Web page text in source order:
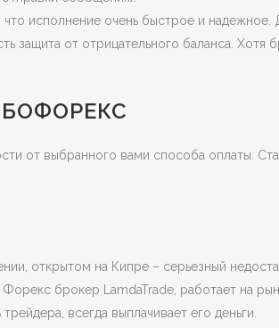
исполнение очень быстрое и
защита от отрицательного баланса. Хотя
от выбранного вами способа оплаты.
открытом на Кипре – серьезный
брокер LamdaTrade, работает на
всегда выплачивает его деньги.